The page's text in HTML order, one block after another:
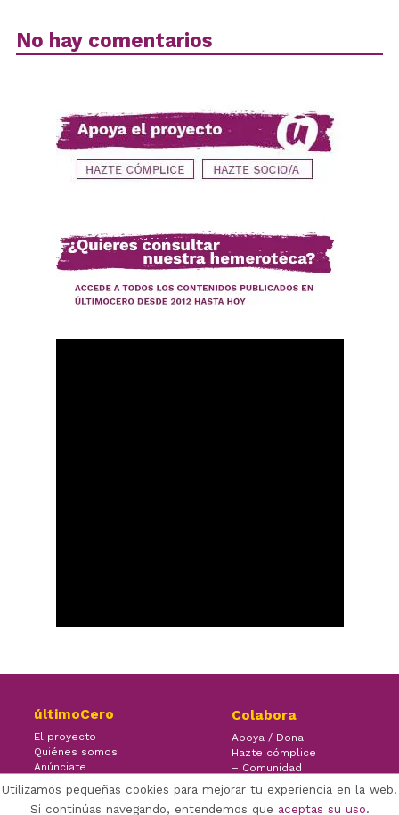
No hay comentarios
últimoCero
El proyecto
Quiénes somos
Anúnciate
Colabora
Apoya / Dona
Hazte cómplice
– Comunidad
– Ayuda
Utilizamos pequeñas cookies para mejorar tu experiencia en la web.
Si continúas navegando, entendemos que aceptas su uso.